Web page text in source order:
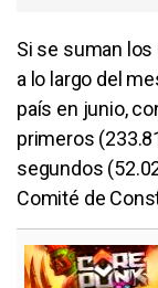
Si se suman
a lo largo del
país en junio,
primeros
segundos
Comité de